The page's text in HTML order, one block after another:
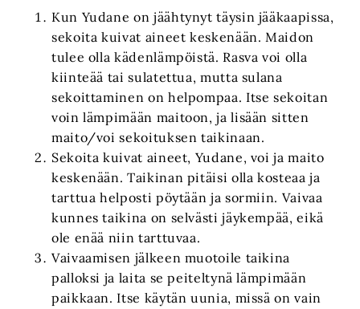
Kun Yudane on jäähtynyt täysin jääkaapissa,
sekoita kuivat aineet keskenään. Maidon
tulee olla kädenlämpöistä. Rasva voi olla
kiinteää tai sulatettua, mutta sulana
sekoittaminen on helpompaa. Itse sekoitan
voin lämpimään maitoon, ja lisään sitten
maito/voi sekoituksen taikinaan.
Sekoita kuivat aineet, Yudane, voi ja maito
keskenään. Taikinan pitäisi olla kosteaa ja
tarttua helposti pöytään ja sormiin. Vaivaa
kunnes taikina on selvästi jäykempää, eikä
ole enää niin tarttuvaa.
Vaivaamisen jälkeen muotoile taikina
palloksi ja laita se peiteltynä lämpimään
paikkaan. Itse käytän uunia, missä on vain